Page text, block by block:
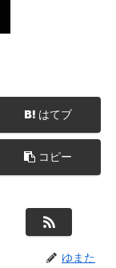
はてブ
コピー
ゆまた